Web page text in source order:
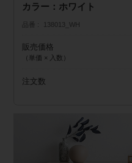
カラー：ホワイト
品番 138013_WH
販売価格
（単価 × 入数）
注文数